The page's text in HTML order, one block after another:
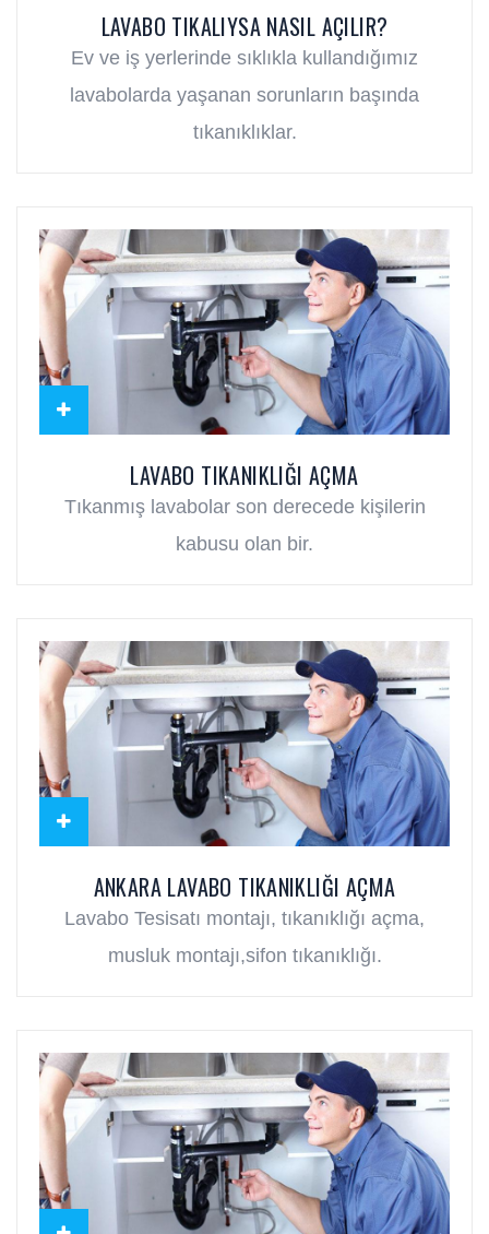
LAVABO TIKALIYSA NASIL AÇILIR?
Ev ve iş yerlerinde sıklıkla kullandığımız
lavabolarda yaşanan sorunların başında
tıkanıklıklar.
LAVABO TIKANIKLIĞI AÇMA
Tıkanmış lavabolar son derecede kişilerin
kabusu olan bir.
ANKARA LAVABO TIKANIKLIĞI AÇMA
Lavabo Tesisatı montajı, tıkanıklığı açma,
musluk montajı,sifon tıkanıklığı.